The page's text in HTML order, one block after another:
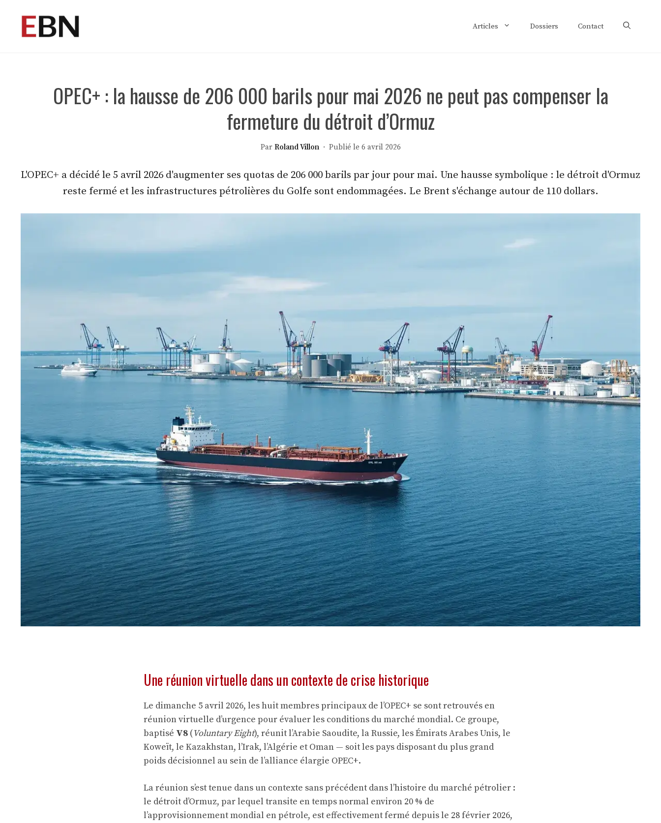
contenu
Articles Dossiers Contact
OPEC+ : la hausse de 206 000 barils pour mai 2026 ne peut pas compenser la
fermeture du détroit d’Ormuz
Par Roland Villon· Publié le 6 avril 2026
L'OPEC+ a décidé le 5 avril 2026 d'augmenter ses quotas de 206 000 barils par jour pour mai. Une hausse symbolique : le détroit d'Ormuz
reste fermé et les infrastructures pétrolières du Golfe sont endommagées. Le Brent s'échange autour de 110 dollars.
Une réunion virtuelle dans un contexte de crise historique
Le dimanche 5 avril 2026, les huit membres principaux de l’OPEC+ se sont retrouvés en
réunion virtuelle d’urgence pour évaluer les conditions du marché mondial. Ce groupe,
baptisé V8 (Voluntary Eight), réunit l’Arabie Saoudite, la Russie, les Émirats Arabes Unis, le
Koweït, le Kazakhstan, l’Irak, l’Algérie et Oman — soit les pays disposant du plus grand
poids décisionnel au sein de l’alliance élargie OPEC+.
La réunion s’est tenue dans un contexte sans précédent dans l’histoire du marché pétrolier :
le détroit d’Ormuz, par lequel transite en temps normal environ 20 % de
l’approvisionnement mondial en pétrole, est effectivement fermé depuis le 28 février 2026,